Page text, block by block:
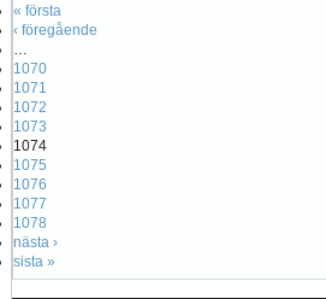
« första
‹ föregående
…
1070
1071
1072
1073
1074
1075
1076
1077
1078
nästa ›
sista »